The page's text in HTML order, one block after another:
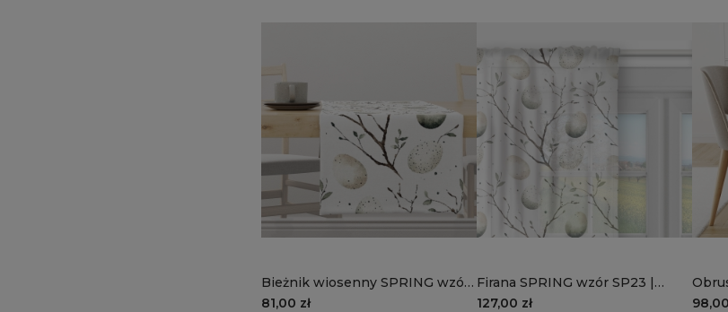
Bieżnik wiosenny SPRING wzór
SP23 | pisanki
81,00 zł
Firana SPRING wzór SP23 |
pisanki
127,00 zł